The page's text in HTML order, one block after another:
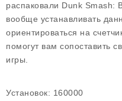
распаковали Dunk Smash:
вообще устанавливать
ориентироваться на
помогут вам сопоставить
игры.
Установок: 160000